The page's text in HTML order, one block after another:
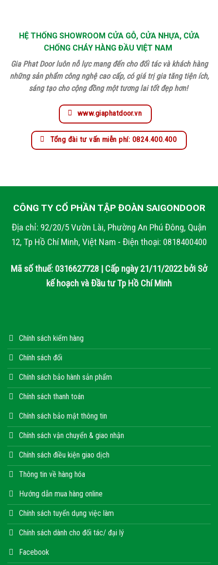
HỆ THỐNG SHOWROOM CỬA GỖ, CỬA NHỰA, CỬA
CHỐNG CHÁY HÀNG ĐẦU VIỆT NAM
Gia Phat Door luôn nỗ lực mang đến cho đối tác và khách hàng
những sản phẩm công nghệ cao cấp, có giá trị gia tăng tiện ích,
sáng tạo cho cộng đồng một tương lai tốt đẹp hơn!
www.giaphatdoor.vn
Tổng đài tư vấn miễn phí: 0824.400.400
CÔNG TY CỔ PHẦN TẬP ĐOÀN SAIGONDOOR
Địa chỉ: 92/20/5 Vườn Lài, Phường An Phú Đông, Quận
12, Tp Hồ Chí Minh, Việt Nam - Điện thoại: 0818400400
Mã số thuế: 0316627728 | Cấp ngày 21/11/2022 bởi Sở
kế hoạch và Đầu tư Tp Hồ Chí Minh
Chính sách kiểm hàng
Chính sách đổi
Chính sách bảo hành sản phẩm
Chính sách thanh toán
Chính sách bảo mật thông tin
Chính sách vận chuyển & giao nhận
Chính sách điều kiện giao dịch
Thông tin về hàng hóa
Hướng dẫn mua hàng online
Chính sách tuyển dụng việc làm
Chính sách dành cho đối tác/ đại lý
Facebook